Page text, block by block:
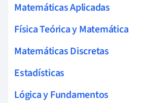
Matemáticas Aplicadas
Física Teórica y Matemática
Matemáticas Discretas
Estadísticas
Lógica y Fundamentos